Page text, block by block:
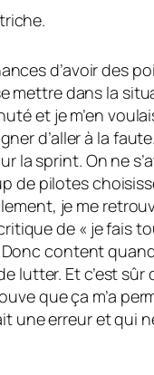
d’avoir des
mettre dans la
et je m’en
d’aller à la
la sprint. On ne
pilotes
je me
de « je fais
content
lutter. Et c’est
que ça m’a
erreur et qui